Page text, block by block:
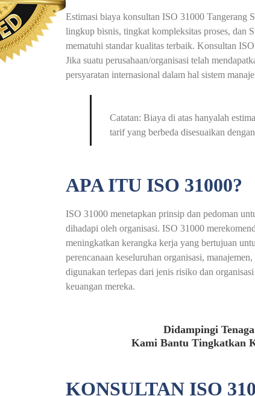
Estimasi biaya konsultan ISO 31000 Tangerang
lingkup bisnis, tingkat kompleksitas proses, dan
mematuhi standar kualitas terbaik. Konsultan
Jika suatu perusahaan/organisasi telah
persyaratan internasional dalam hal sistem
Catatan: Biaya di atas hanyalah
tarif yang berbeda disesuaikan
APA ITU ISO 31000?
ISO 31000 menetapkan prinsip dan pedoman
dihadapi oleh organisasi. ISO 31000
meningkatkan kerangka kerja yang bertujuan
perencanaan keseluruhan organisasi,
digunakan terlepas dari jenis risiko dan
keuangan mereka.
Didampingi
Kami Bantu Tingkatkan
KONSULTAN ISO